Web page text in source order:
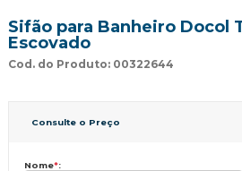
Sifão para Banheiro Docol
Escovado
Cod. do Produto: 00322644
Consulte o Preço
Nome*: